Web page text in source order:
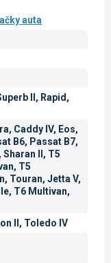
auta
II, Rapid,
Caddy IV, Eos,
B6, Passat B7,
II, T5
T5
Touran, Jetta V,
T6 Multivan,
II, Toledo IV